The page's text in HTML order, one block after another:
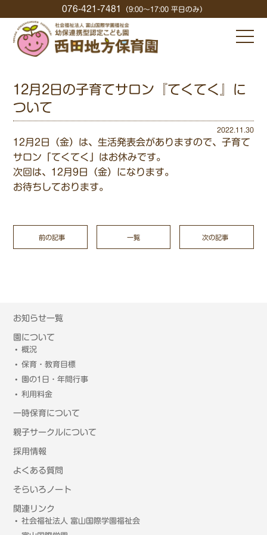
076-421-7481 （9:00〜17:00 平日のみ）
12月2日の子育てサロン『てくてく』に
ついて
2022.11.30
12月2日（金）は、生活発表会がありますので、子育て
サロン「てくてく」はお休みです。
次回は、12月9日（金）になります。
お待ちしております。
前の記事 次の記事
一覧
お知らせ一覧
園について
概況
保育・教育目標
園の1日・年間行事
利用料金
一時保育について
親子サークルについて
採用情報
よくある質問
そらいろノート
関連リンク
社会福祉法人 富山国際学園福祉会